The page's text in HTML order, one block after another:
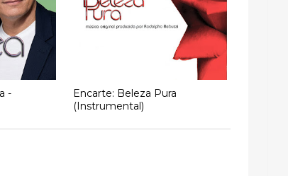
-
Encarte: Beleza Pura
(Instrumental)